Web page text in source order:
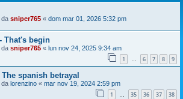
da sniper765 « dom mar 01, 2026 5:32 pm
That's begin
da sniper765 « lun nov 24, 2025 9:34 am
1 … 6 7 8 9
The spanish betrayal
da lorenzino « mar nov 19, 2024 2:59 pm
1 … 35 36 37 38